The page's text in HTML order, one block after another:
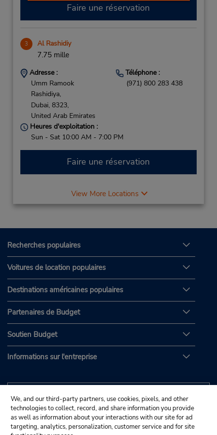
Faire une réservation
3 Al Rashidiy
7.75 mille
Adresse :
Umm Ramook
Rashidiya,
Dubai, 8323,
United Arab Emirates
Téléphone :
(971) 800 283 438
Heures d'exploitation :
Sun - Sat 10:00 AM - 7:00 PM
Faire une réservation
View More Locations
Recherches populaires
Voitures de location populaires
Destinations américaines populaires
Partenaires de Budget
Soutien Budget
Informations sur l'entreprise
We, and our third-party partners, use cookies, pixels, and other
technologies to collect, record, and share information you provide
as well as information about your interactions with our site for ad
targeting, analytics, personalization, customer service and for site